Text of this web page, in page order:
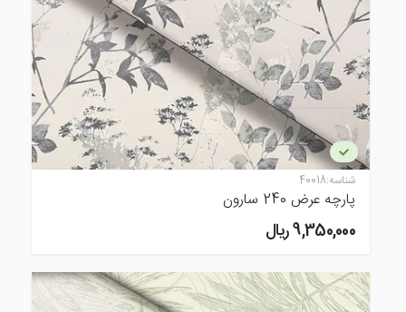
شناسه:40018
پارچه عرض 240 سارون
9,350,000 ريال